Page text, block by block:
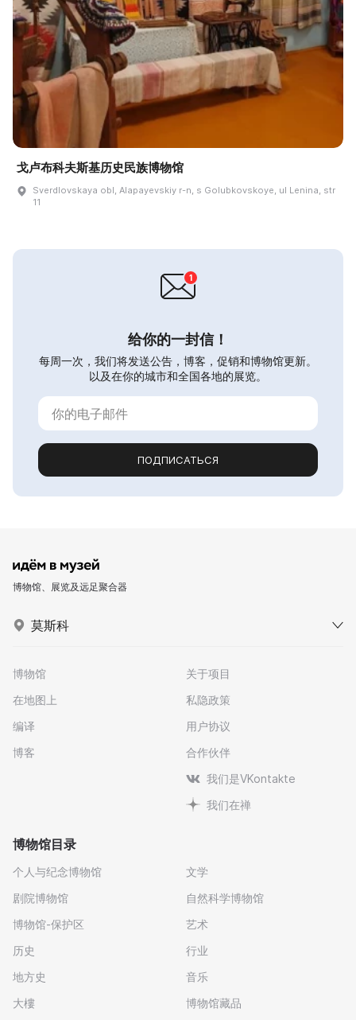
戈卢布科夫斯基历史民族博物馆
Sverdlovskaya obl, Alapayevskiy r-n, s Golubkovskoye, ul Lenina, str
11
给你的一封信！
每周一次，我们将发送公告，博客，促销和博物馆更新。
以及在你的城市和全国各地的展览。
ПОДПИСАТЬСЯ
博物馆、展览及远足聚合器
莫斯科
博物馆
在地图上
编译
博客
关于项目
私隐政策
用户协议
合作伙伴
我们是VKontakte
我们在禅
博物馆目录
个人与纪念博物馆
剧院博物馆
博物馆-保护区
历史
地方史
大樓
文学
自然科学博物馆
艺术
行业
音乐
博物馆藏品